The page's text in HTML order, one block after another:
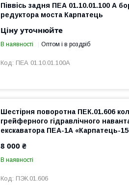
Піввісь задня ПЕА 01.10.01.100 А
редуктора моста Карпатець
Ціну уточнюйте
В наявності Оптом і в роздріб
ПЕА 01.10.01.100А
Шестірня поворотна ПЕК.01.606
грейферного гідравлічного
екскаватора ПЕА-1А «Карпатець-
8 000 ₴
В наявності
ПЭК.01.606